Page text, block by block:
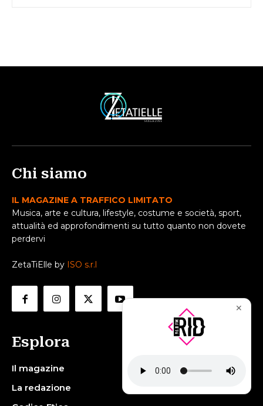
Chi siamo
IL MAGAZINE A TRAFFICO LIMITATO
Musica, arte e cultura, lifestyle, costume e società, sport,
attualità ed approfondimenti su tutto quanto non dovete
perdervi
ZetaTiElle by ISO s.r.l
Esplora
Il magazine
La redazione
✕